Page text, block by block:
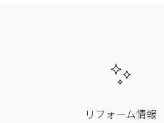
リフォーム情報